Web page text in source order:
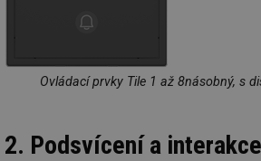
Ovládací prvky Tile 1 až 8násobný, s
2. Podsvícení a